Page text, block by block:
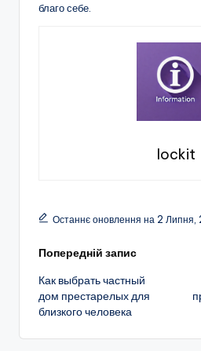
благо себе.
lockit
Останнє оновлення на 2
Навігація
по
запису
Попередній запис
Как выбрать частный
дом престарелых для
близкого человека